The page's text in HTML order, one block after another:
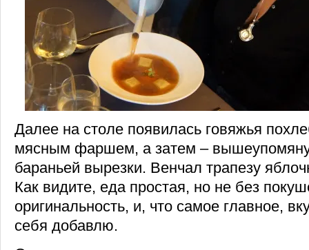
Далее на столе появилась говяжья
мясным фаршем, а затем –
бараньей вырезки. Венчал трапезу
Как видите, еда простая, но не без
оригинальность, и, что самое главное,
себя добавлю.